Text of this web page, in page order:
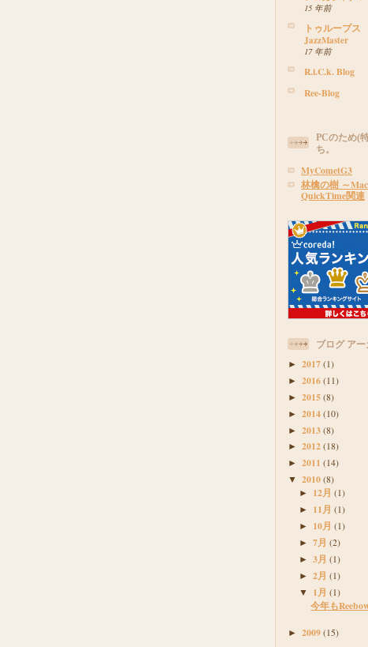
15 年前
トゥループス
JazzMaster
17 年前
R.i.C.k. Blog
Ree-Blog
PCのため(
ち。
MyCometG3
林檎の樹 ～
QuickTime関連
ブログ アー
► 2017 (1)
► 2016 (11)
► 2015 (8)
► 2014 (10)
► 2013 (8)
► 2012 (18)
► 2011 (14)
▼ 2010 (8)
► 12月(1)
► 11月(1)
► 10月(1)
►7月(2)
►3月(1)
►2月(1)
▼ 1月(1)
今年も
► 2009 (15)